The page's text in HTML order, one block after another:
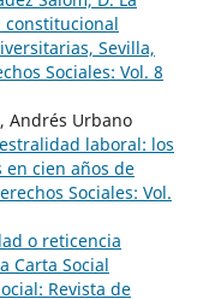
constitucional
Sevilla,
Sociales: Vol. 8
Andrés Urbano
laboral: los
cien años de
Sociales: Vol.
o reticencia
Carta Social
Revista de